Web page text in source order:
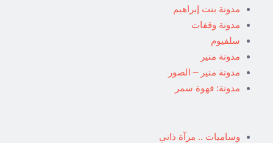
مدونة بنت إبراهيم
مدونة وقفات
سلفيوم
مدونة منير
مدونة منير – الصور
مدونة: قهوة سمر
وساميات .. مرآة ذاتي